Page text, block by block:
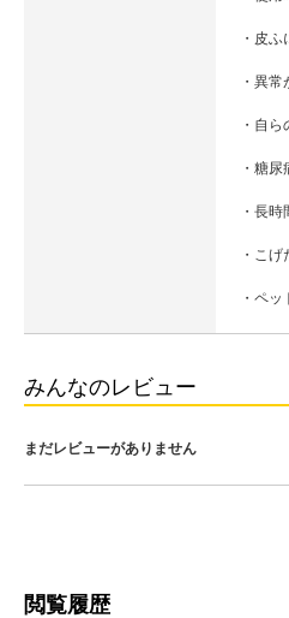
・皮
・異
・自
・糖
・長
・こ
・ペ
みんなのレビュー
まだレビューがありません
閲覧履歴